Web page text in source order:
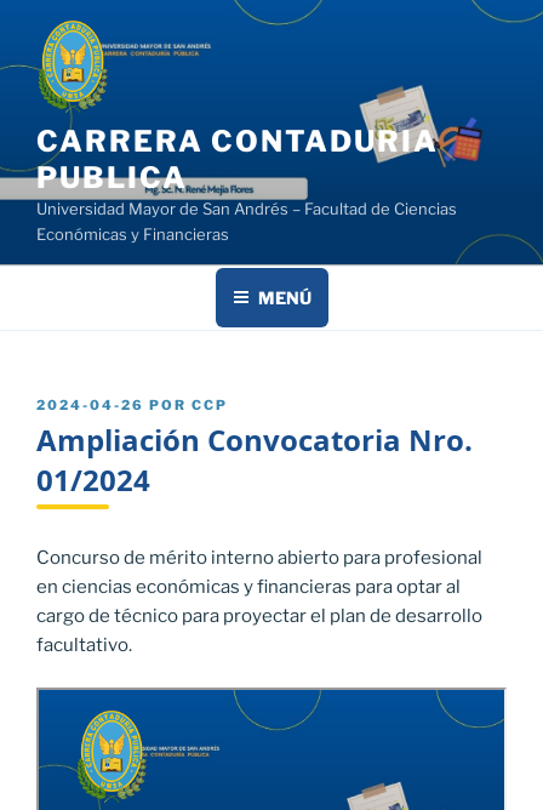
contenido
CARRERA CONTADURIA
PUBLICA
Universidad Mayor de San Andrés – Facultad de Ciencias
Económicas y Financieras
MENÚ
PUBLICADO
2024-04-26 POR CCP
Ampliación Convocatoria Nro.
01/2024
Concurso de mérito interno abierto para profesional
en ciencias económicas y financieras para optar al
cargo de técnico para proyectar el plan de desarrollo
facultativo.